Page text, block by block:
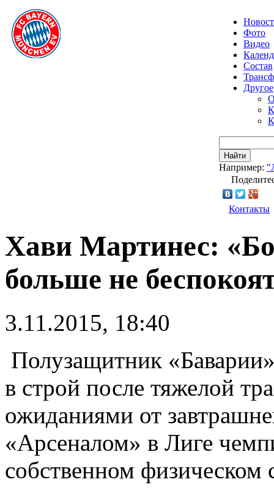
Фото
Видео
Состав
Другое
Найти
Например:
Контакты
Хави Мартинес:
больше не
3.11.2015, 18:40
Полузащитник
в строй после тяжелой
ожиданиями от
«Арсеналом» в Лиге
собственном физическом